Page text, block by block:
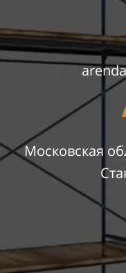
Московская